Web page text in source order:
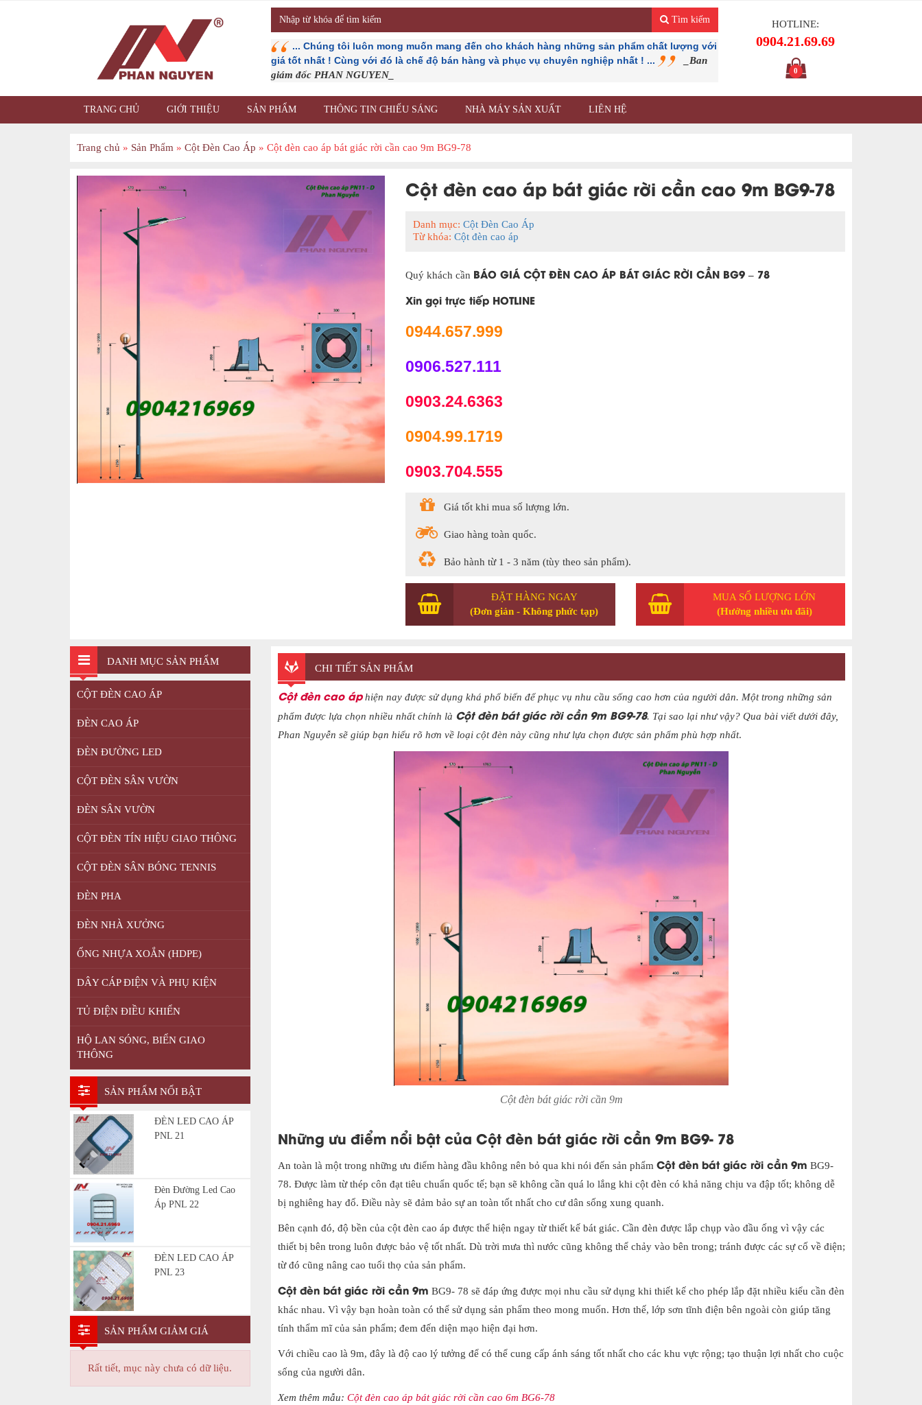
Tìm kiếm
... Chúng tôi luôn mong muốn mang đến cho khách hàng những sản phẩm chất lượng với
giá tốt nhất ! Cùng với đó là chế độ bán hàng và phục vụ chuyên nghiệp nhất ! ...
_Ban
giám đốc PHAN NGUYEN_
HOTLINE:
0904.21.69.69
0
TRANG CHỦ GIỚI THIỆU SẢN PHẨM THÔNG TIN CHIẾU SÁNG NHÀ MÁY SẢN XUẤT LIÊN HỆ
Trang chủ » Sản Phẩm » Cột Đèn Cao Áp » Cột đèn cao áp bát giác rời cần cao 9m BG9-78
Cột đèn cao áp bát giác rời cần cao 9m BG9-78
Danh mục:Cột Đèn Cao Áp
Từ khóa:Cột đèn cao áp
Quý khách cần BÁO GIÁ CỘT ĐÈN CAO ÁP BÁT GIÁC RỜI CẦN BG9 – 78
Xin gọi trực tiếp HOTLINE
0944.657.999
0906.527.111
0903.24.6363
0904.99.1719
0903.704.555
Giá tốt khi mua số lượng lớn.
Giao hàng toàn quốc.
Bảo hành từ 1 - 3 năm (tùy theo sản phẩm).
ĐẶT HÀNG NGAY
(Đơn giản - Không phức tạp)
MUA SỐ LƯỢNG LỚN
(Hưởng nhiều ưu đãi)
CHI TIẾT SẢN PHẨM
Cột đèn cao áphiện nay được sử dụng khá phổ biến để phục vụ nhu cầu sống cao hơn của người dân. Một trong những sản
phẩm được lựa chọn nhiều nhất chính là Cột đèn bát giác rời cần 9m BG9-78. Tại sao lại như vậy? Qua bài viết dưới đây,
Phan Nguyễn sẽ giúp bạn hiểu rõ hơn về loại cột đèn này cũng như lựa chọn được sản phẩm phù hợp nhất.
Cột đèn bát giác rời cần 9m
Những ưu điểm nổi bật của Cột đèn bát giác rời cần 9m BG9- 78
An toàn là một trong những ưu điểm hàng đầu không nên bỏ qua khi nói đến sản phẩm Cột đèn bát giác rời cần 9m BG9-
78. Được làm từ thép côn đạt tiêu chuẩn quốc tế; bạn sẽ không cần quá lo lắng khi cột đèn có khả năng chịu va đập tốt; không dễ
bị nghiêng hay đổ. Điều này sẽ đảm bảo sự an toàn tốt nhất cho cư dân sống xung quanh.
Bên cạnh đó, độ bền của cột đèn cao áp được thể hiện ngay từ thiết kế bát giác. Cần đèn được lắp chụp vào đầu ống vì vậy các
thiết bị bên trong luôn được bảo vệ tốt nhất. Dù trời mưa thì nước cũng không thể chảy vào bên trong; tránh được các sự cố về điện;
từ đó cũng nâng cao tuổi thọ của sản phẩm.
Cột đèn bát giác rời cần 9m BG9- 78 sẽ đáp ứng được mọi nhu cầu sử dụng khi thiết kế cho phép lắp đặt nhiều kiểu cần đèn
khác nhau. Vì vậy bạn hoàn toàn có thể sử dụng sản phẩm theo mong muốn. Hơn thế, lớp sơn tĩnh điện bên ngoài còn giúp tăng
tính thẩm mĩ của sản phẩm; đem đến diện mạo hiện đại hơn.
Với chiều cao là 9m, đây là độ cao lý tưởng để có thể cung cấp ánh sáng tốt nhất cho các khu vực rộng; tạo thuận lợi nhất cho cuộc
sống của người dân.
Xem thêm mẫu: Cột đèn cao áp bát giác rời cần cao 6m BG6-78
DANH MỤC SẢN PHẨM
CỘT ĐÈN CAO ÁP
ĐÈN CAO ÁP
ĐÈN ĐƯỜNG LED
CỘT ĐÈN SÂN VƯỜN
ĐÈN SÂN VƯỜN
CỘT ĐÈN TÍN HIỆU GIAO THÔNG
CỘT ĐÈN SÂN BÓNG TENNIS
ĐÈN PHA
ĐÈN NHÀ XƯỞNG
ỐNG NHỰA XOẮN (HDPE)
DÂY CÁP ĐIỆN VÀ PHỤ KIỆN
TỦ ĐIỆN ĐIỀU KHIỂN
HỘ LAN SÓNG, BIỂN GIAO
THÔNG
SẢN PHẨM NỔI BẬT
ĐÈN LED CAO ÁP
PNL 21
Đèn Đường Led Cao
Áp PNL 22
ĐÈN LED CAO ÁP
PNL 23
SẢN PHẨM GIẢM GIÁ
Rất tiết, mục này chưa có dữ liệu.